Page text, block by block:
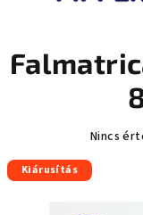
tartalomhoz
A
átlagos
Nincs
Kiárusítás